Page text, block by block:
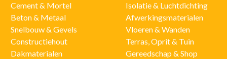
Cement & Mortel
Beton & Metaal
Snelbouw & Gevels
Constructiehout
Dakmaterialen
Isolatie & Luchtdichting
Afwerkingsmaterialen
Vloeren & Wanden
Terras, Oprit & Tuin
Gereedschap & Shop